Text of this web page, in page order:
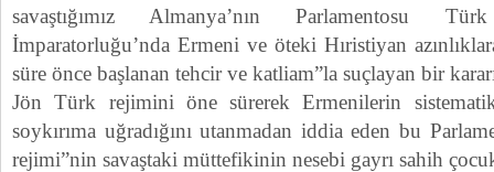
savaştığımız Almanya’nın Parlamentosu
İmparatorluğu’nda Ermeni ve öteki Hıristiyan
süre önce başlanan tehcir ve katliam”la suçlayan bir
Jön Türk rejimini öne sürerek Ermenilerin
soykırıma uğradığını utanmadan iddia eden bu
rejimi”nin savaştaki müttefikinin nesebi gayrı sahih